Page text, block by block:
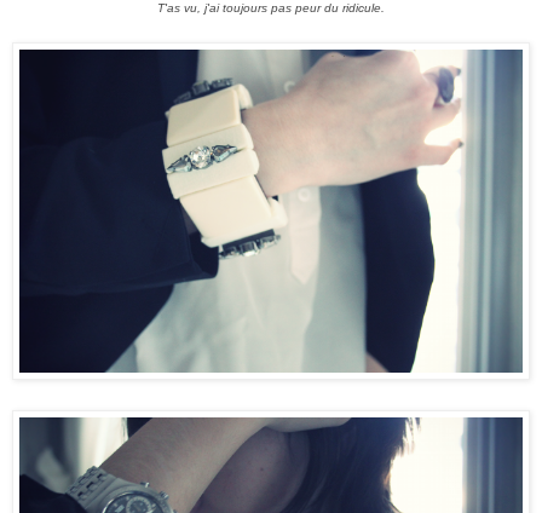
T'as vu, j'ai toujours pas peur du ridicule.